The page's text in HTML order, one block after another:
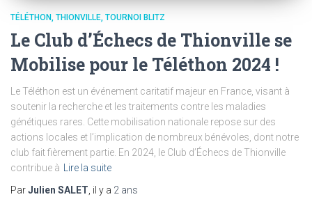
TÉLÉTHON THIONVILLE TOURNOI BLITZ
Le Club d’Échecs de Thionville se
Mobilise pour le Téléthon 2024 !
Le Téléthon est un événement caritatif majeur en France, visant à
soutenir la recherche et les traitements contre les maladies
génétiques rares. Cette mobilisation nationale repose sur des
actions locales et l’implication de nombreux bénévoles, dont notre
club fait fièrement partie. En 2024, le Club d’Échecs de Thionville
contribue à Lire la suite
ParJulien SALET , il y a 2 ans